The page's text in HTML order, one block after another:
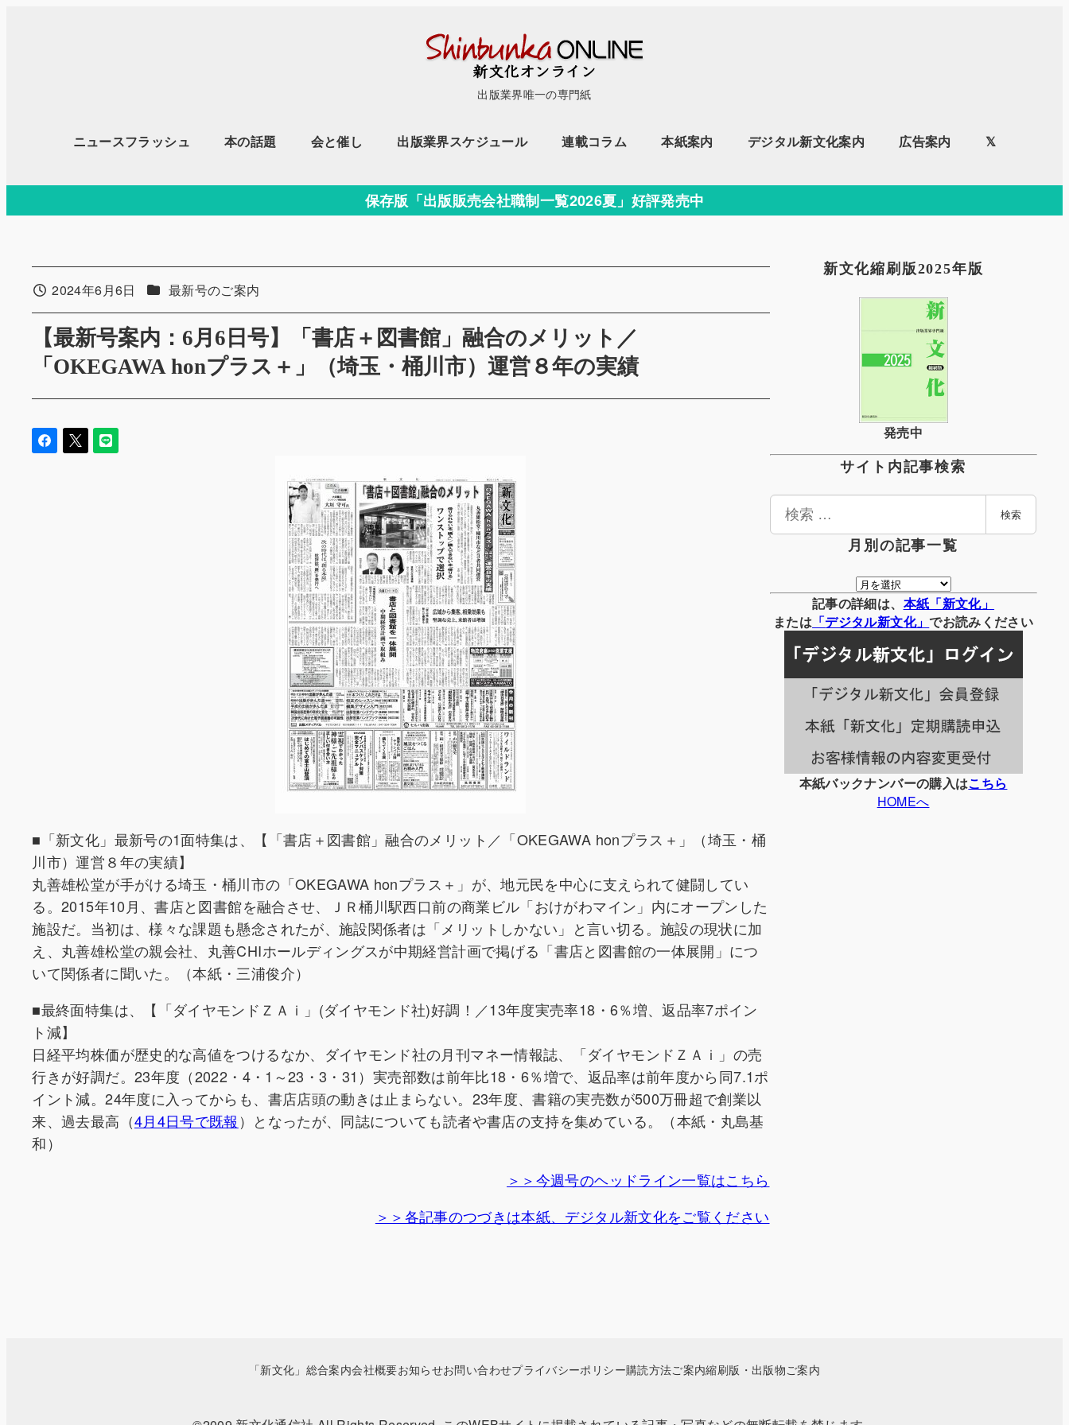
移
出版業界唯一の専門紙
ニュースフラッシュ 本の話題 会と催し 出版業界スケジュール 連載コラム 本紙案内 デジタル新文化案内 広告案内 𝕏
保存版「出版販売会社職制一覧2026夏」好評発売中
【最新号案内：6月6日号】「書店＋図書館」融合のメリット／
「OKEGAWA honプラス＋」（埼玉・桶川市）運営８年の実績
投稿日2024年6月6日 カテゴリー
最新号のご案内
■「新文化」最新号の1面特集は、【「書店＋図書館」融合のメリット／「OKEGAWA honプラス＋」（埼玉・桶
川市）運営８年の実績】
丸善雄松堂が手がける埼玉・桶川市の「OKEGAWA honプラス＋」が、地元民を中心に支えられて健闘してい
る。2015年10月、書店と図書館を融合させ、ＪＲ桶川駅西口前の商業ビル「おけがわマイン」内にオープンした
施設だ。当初は、様々な課題も懸念されたが、施設関係者は「メリットしかない」と言い切る。施設の現状に加
え、丸善雄松堂の親会社、丸善CHIホールディングスが中期経営計画で掲げる「書店と図書館の一体展開」につ
いて関係者に聞いた。（本紙・三浦俊介）
■最終面特集は、【「ダイヤモンドＺＡｉ」(ダイヤモンド社)好調！／13年度実売率18・6％増、返品率7ポイン
ト減】
日経平均株価が歴史的な高値をつけるなか、ダイヤモンド社の月刊マネー情報誌、「ダイヤモンドＺＡｉ」の売
行きが好調だ。23年度（2022・4・1～23・3・31）実売部数は前年比18・6％増で、返品率は前年度から同7.1ポ
イント減。24年度に入ってからも、書店店頭の動きは止まらない。23年度、書籍の実売数が500万冊超で創業以
来、過去最高（4月4日号で既報 ）となったが、同誌についても読者や書店の支持を集めている。（本紙・丸島基
和）
＞＞今週号のヘッドライン一覧はこちら
＞＞各記事のつづきは本紙、デジタル新文化をご覧ください
新文化縮刷版2025年版
発売中
サイト内記事検索
検
検索
月別の記事一覧
月
別
の
事
一
覧
記事の詳細は、 本紙「新文化」
または 「デジタル新文化」でお読みください
本紙バックナンバーの購入はこちら
HOMEへ
「新文化」総合案内会社概要お知らせお問い合わせプライバシーポリシー購読方法ご案内縮刷版・出版物ご案内